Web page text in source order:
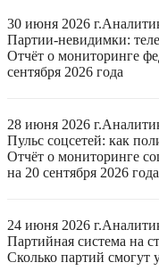
30 июня 2026 г.
Партии-невидимки:
Отчёт о мониторинге
сентября 2026 года
28 июня 2026 г.
Пульс соцсетей: как
Отчёт о мониторинге
на 20 сентября 2026 года
24 июня 2026 г.
Партийная система на
Сколько партий смогут